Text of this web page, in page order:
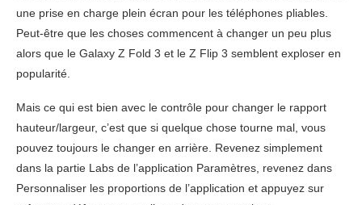
une prise en charge plein écran pour les téléphones pliables.
Peut-être que les choses commencent à changer un peu plus
alors que le Galaxy Z Fold 3 et le Z Flip 3 semblent exploser en
popularité.
Mais ce qui est bien avec le contrôle pour changer le rapport
hauteur/largeur, c’est que si quelque chose tourne mal, vous
pouvez toujours le changer en arrière. Revenez simplement
dans la partie Labs de l’application Paramètres, revenez dans
Personnaliser les proportions de l’application et appuyez sur